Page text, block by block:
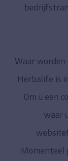
Waar
Herbalife is
Om u een
waar
Momenteel